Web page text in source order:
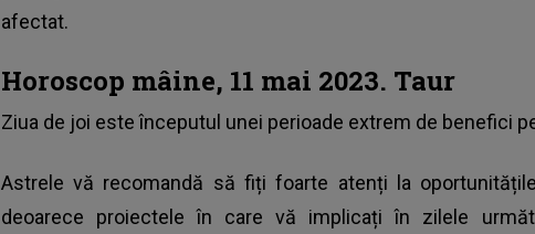
afectat.
Horoscop mâine, 11 mai 2023. Taur
Ziua de joi este începutul unei perioade extrem de benefici
Astrele vă recomandă să fiți foarte atenți la
deoarece proiectele în care vă implicați în zilele